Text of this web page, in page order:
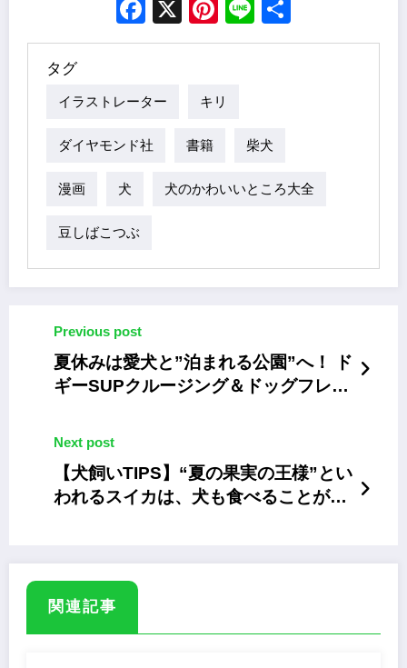
Facebook
X Pinterest
Line
タグ
イラストレーター キリ
ダイヤモンド社 書籍 柴犬
漫画 犬 犬のかわいいところ大全
豆しばこつぶ
Previous post
夏休みは愛犬と”泊まれる公園”へ！ ド
ギーSUPクルージング＆ドッグフレン
Next post
【犬飼いTIPS】“夏の果実の王様”とい
われるスイカは、犬も食べることがで
関連記事